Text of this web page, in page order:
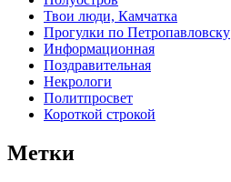
Твои люди, Камчатка
Прогулки по Петропавловску
Информационная
Поздравительная
Некрологи
Политпросвет
Короткой строкой
Метки